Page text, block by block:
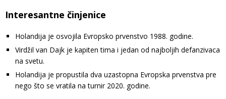
Interesantne činjenice
Holandija je osvojila Evropsko prvenstvo 1988. godine.
Virdžil van Dajk je kapiten tima i jedan od najboljih defanzivaca
na svetu.
Holandija je propustila dva uzastopna Evropska prvenstva pre
nego što se vratila na turnir 2020. godine.